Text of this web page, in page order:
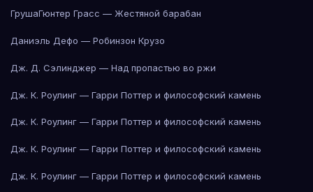
ГрушаГюнтер Грасс — Жестяной барабан
Даниэль Дефо — Робинзон Крузо
Дж. Д. Сэлинджер — Над пропастью во ржи
Дж. К. Роулинг — Гарри Поттер и философский камень
Дж. К. Роулинг — Гарри Поттер и философский камень
Дж. К. Роулинг — Гарри Поттер и философский камень
Дж. К. Роулинг — Гарри Поттер и философский камень